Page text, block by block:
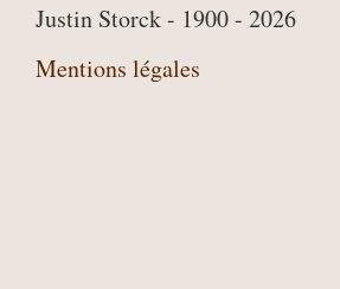
Justin Storck - 1900 - 2026
Mentions légales